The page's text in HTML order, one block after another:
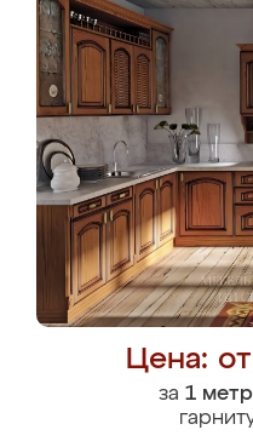
Цена:
за 1 метр